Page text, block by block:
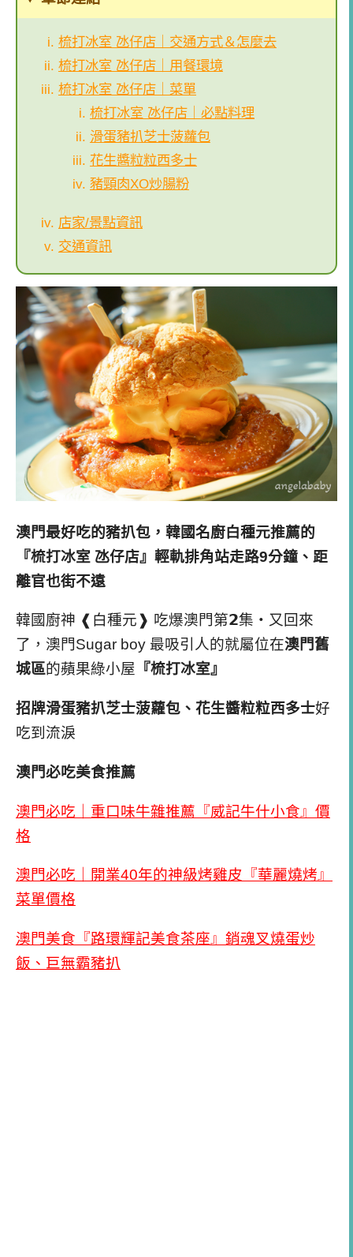
梳打冰室 氹仔店｜交通方式＆怎麼去
梳打冰室 氹仔店｜用餐環境
梳打冰室 氹仔店｜菜單
梳打冰室 氹仔店｜必點料理
滑蛋豬扒芝士菠蘿包
花生醬粒粒西多士
豬頸肉XO炒腸粉
店家/景點資訊
交通資訊
澳門最好吃的豬扒包，韓國名廚白種元推薦的
『梳打冰室 氹仔店』輕軌排角站走路9分鐘、距
離官也街不遠
韓國廚神 ❰白種元❱ 吃爆澳門第𝟮集・又回來
了，澳門Sugar boy 最吸引人的就屬位在澳門舊
城區的蘋果綠小屋 『梳打冰室』
招牌滑蛋豬扒芝士菠蘿包、花生醬粒粒西多士好
吃到流淚
澳門必吃美食推薦
澳門必吃｜重口味牛雜推薦『威記牛什小食』價
格
澳門必吃｜開業40年的神級烤雞皮『華麗燒烤』
菜單價格
澳門美食『路環輝記美食茶座』銷魂叉燒蛋炒
飯、巨無霸豬扒